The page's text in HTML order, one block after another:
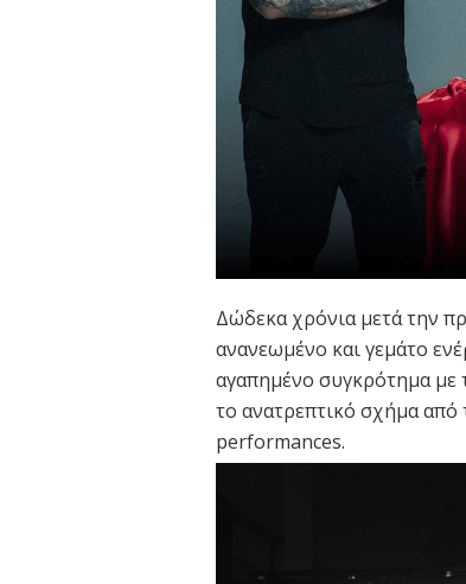
Δώδεκα χρόνια μετά την
ανανεωμένο και γεμάτο
αγαπημένο συγκρότημα με
το ανατρεπτικό σχήμα
performances.